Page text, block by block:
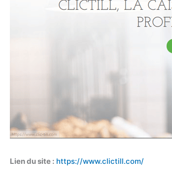
Lien du site : https://www.clictill.com/